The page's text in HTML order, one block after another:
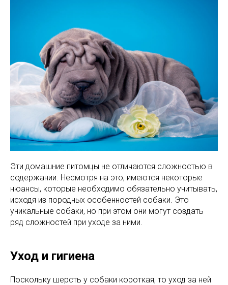
Эти домашние питомцы не отличаются сложностью в
содержании. Несмотря на это, имеются некоторые
нюансы, которые необходимо обязательно учитывать,
исходя из породных особенностей собаки. Это
уникальные собаки, но при этом они могут создать
ряд сложностей при уходе за ними.
Уход и гигиена
Поскольку шерсть у собаки короткая, то уход за ней